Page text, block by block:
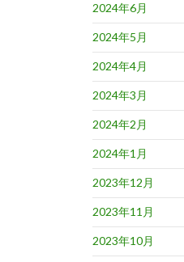
2024年6月
2024年5月
2024年4月
2024年3月
2024年2月
2024年1月
2023年12月
2023年11月
2023年10月